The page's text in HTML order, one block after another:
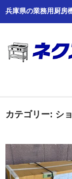
兵庫県の業務用厨房
ホーム
商品一覧
カテゴリー: シ